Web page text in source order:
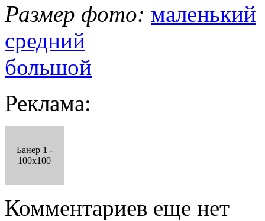
Размер фото: маленький
средний
большой
Реклама:
Банер 1 -
100x100
Комментариев еще нет